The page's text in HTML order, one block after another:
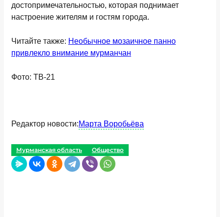
достопримечательностью, которая поднимает
настроение жителям и гостям города.
Читайте также: Необычное мозаичное панно
привлекло внимание мурманчан
Фото: ТВ-21
Редактор новости:Марта Воробьёва
Мурманская область Общество